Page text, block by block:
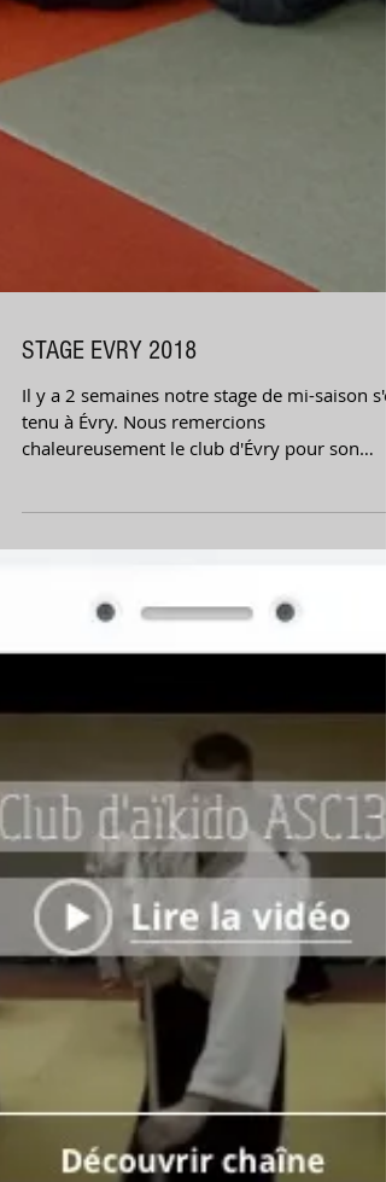
STAGE EVRY 2018
Il y a 2 semaines notre stage de mi-saison